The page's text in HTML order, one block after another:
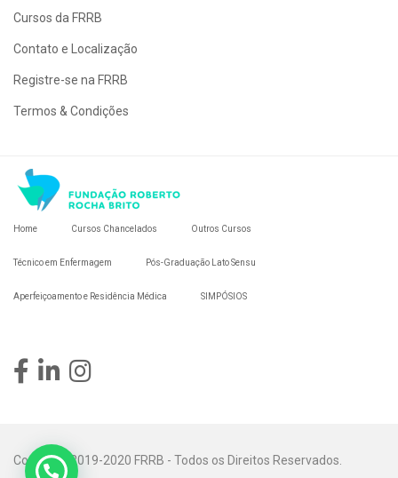
Cursos da FRRB
Contato e Localização
Registre-se na FRRB
Termos & Condições
Home Cursos Chancelados Outros Cursos
Técnico em Enfermagem Pós-Graduação Lato Sensu
Aperfeiçoamento e Residência Médica SIMPÓSIOS
Copyright 2019-2020 FRRB - Todos os Direitos Reservados.